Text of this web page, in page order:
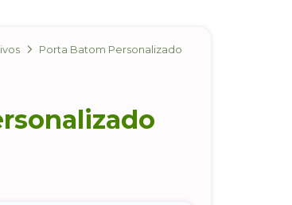
Porta Batom Personalizado